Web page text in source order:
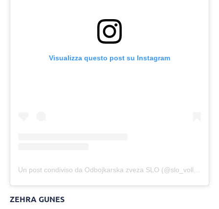
Visualizza questo post su Instagram
ZEHRA GUNES